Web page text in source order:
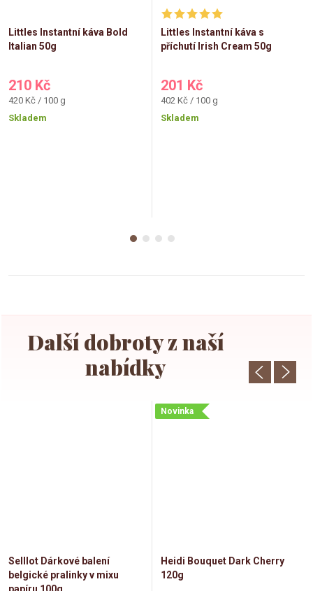
Littles Instantní káva Bold
Italian 50g
210 Kč
Měrná
cena:
420 Kč / 100 g
Skladem
Littles Instantní káva s
příchutí Irish Cream 50g
201 Kč
Měrná
cena:
402 Kč / 100 g
Skladem
Selllot Dárkové balení
belgické pralinky v mixu
papíru 100g
Novinka
Heidi Bouquet Dark Cherry
120g